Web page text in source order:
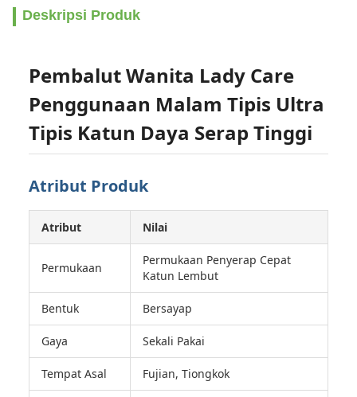
Deskripsi Produk
Pembalut Wanita Lady Care
Penggunaan Malam Tipis Ultra
Tipis Katun Daya Serap Tinggi
Atribut Produk
Atribut Nilai
Permukaan
Permukaan Penyerap Cepat
Katun Lembut
Bentuk Bersayap
Gaya Sekali Pakai
Tempat Asal Fujian, Tiongkok